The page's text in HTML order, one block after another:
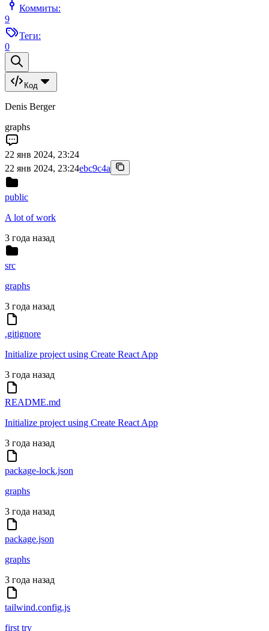
Коммиты:
9
Теги:
0
Код
Denis Berger
graphs
22 янв 2024, 23:24
22 янв 2024, 23:24ebc9c4a
public
A lot of work
3 года назад
src
graphs
3 года назад
.gitignore
Initialize project using Create React App
3 года назад
README.md
Initialize project using Create React App
3 года назад
package-lock.json
graphs
3 года назад
package.json
graphs
3 года назад
tailwind.config.js
first try